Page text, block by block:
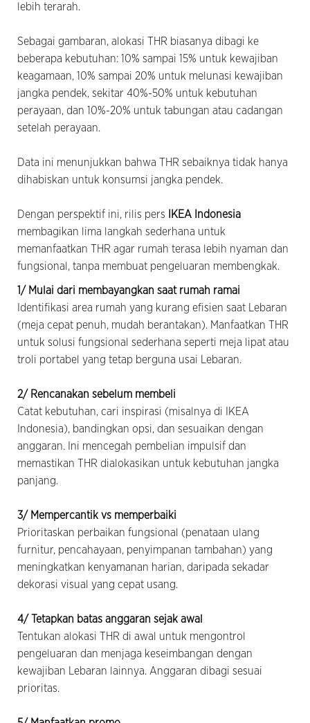
lebih terarah.
Sebagai gambaran, alokasi THR biasanya dibagi ke
beberapa kebutuhan: 10% sampai 15% untuk kewajiban
keagamaan, 10% sampai 20% untuk melunasi kewajiban
jangka pendek, sekitar 40%-50% untuk kebutuhan
perayaan, dan 10%-20% untuk tabungan atau cadangan
setelah perayaan.
Data ini menunjukkan bahwa THR sebaiknya tidak hanya
dihabiskan untuk konsumsi jangka pendek.
Dengan perspektif ini, rilis pers
IKEA Indonesia
membagikan lima langkah sederhana untuk
memanfaatkan THR agar rumah terasa lebih nyaman dan
fungsional, tanpa membuat pengeluaran membengkak.
1/ Mulai dari membayangkan saat rumah ramai
Identifikasi area rumah yang kurang efisien saat Lebaran
(meja cepat penuh, mudah berantakan). Manfaatkan THR
untuk solusi fungsional sederhana seperti meja lipat atau
troli portabel yang tetap berguna usai Lebaran.
2/ Rencanakan sebelum membeli
Catat kebutuhan, cari inspirasi (misalnya di IKEA
Indonesia), bandingkan opsi, dan sesuaikan dengan
anggaran. Ini mencegah pembelian impulsif dan
memastikan THR dialokasikan untuk kebutuhan jangka
panjang.
3/ Mempercantik vs memperbaiki
Prioritaskan perbaikan fungsional (penataan ulang
furnitur, pencahayaan, penyimpanan tambahan) yang
meningkatkan kenyamanan harian, daripada sekadar
dekorasi visual yang cepat usang.
4/ Tetapkan batas anggaran sejak awal
Tentukan alokasi THR di awal untuk mengontrol
pengeluaran dan menjaga keseimbangan dengan
kewajiban Lebaran lainnya. Anggaran dibagi sesuai
prioritas.